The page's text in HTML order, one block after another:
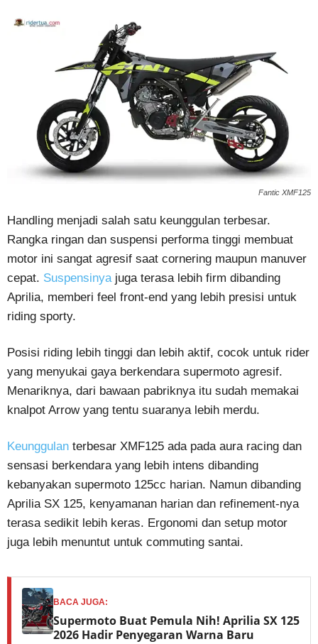
Fantic XMF125
Handling menjadi salah satu keunggulan terbesar.
Rangka ringan dan suspensi performa tinggi membuat
motor ini sangat agresif saat cornering maupun manuver
cepat. Suspensinya juga terasa lebih firm dibanding
Aprilia, memberi feel front-end yang lebih presisi untuk
riding sporty.
Posisi riding lebih tinggi dan lebih aktif, cocok untuk rider
yang menyukai gaya berkendara supermoto agresif.
Menariknya, dari bawaan pabriknya itu sudah memakai
knalpot Arrow yang tentu suaranya lebih merdu.
Keunggulan terbesar XMF125 ada pada aura racing dan
sensasi berkendara yang lebih intens dibanding
kebanyakan supermoto 125cc harian. Namun dibanding
Aprilia SX 125, kenyamanan harian dan refinement-nya
terasa sedikit lebih keras. Ergonomi dan setup motor
juga lebih menuntut untuk commuting santai.
BACA JUGA:
Supermoto Buat Pemula Nih! Aprilia SX 125
2026 Hadir Penyegaran Warna Baru